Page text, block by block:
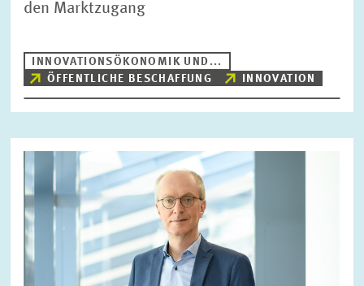
den Marktzugang
INNOVATIONSÖKONOMIK UND...
ÖFFENTLICHE BESCHAFFUNG
INNOVATION
in
vergrößerter
Ansicht